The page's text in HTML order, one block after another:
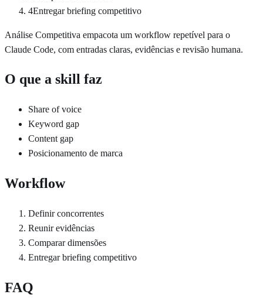
4Entregar briefing competitivo
Análise Competitiva empacota um workflow repetível para o
Claude Code, com entradas claras, evidências e revisão humana.
O que a skill faz
Share of voice
Keyword gap
Content gap
Posicionamento de marca
Workflow
Definir concorrentes
Reunir evidências
Comparar dimensões
Entregar briefing competitivo
FAQ